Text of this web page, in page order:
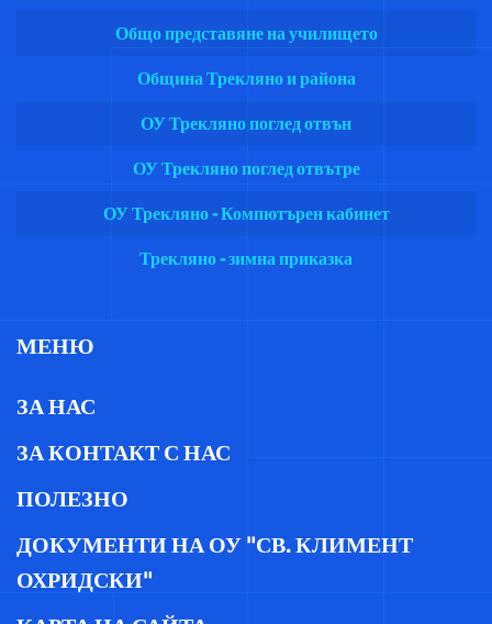
Общо представяне на училището
Община Трекляно и района
ОУ Трекляно поглед отвън
ОУ Трекляно поглед отвътре
ОУ Трекляно - Компютърен кабинет
Трекляно - зимна приказка
МЕНЮ
ЗА НАС
ЗА КОНТАКТ С НАС
ПОЛЕЗНО
ДОКУМЕНТИ НА ОУ "СВ. КЛИМЕНТ
ОХРИДСКИ"